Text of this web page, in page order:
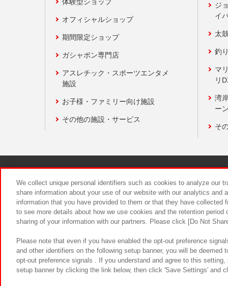
オフィシャルショップ
期間限定ショップ
ガシャポン専門店
アスレチック・スポーツエンタメ
施設
お子様・ファミリー向け施設
その他の施設・サービス
ジ
イ
太
釣
マ
リ
湾
ー
そ
食品のご
We collect unique personal identifiers such as cookies to analyze our
share information about your use of our website with our analytics and
information that you have provided to them or that they have
to see more details about how we use cookies and the retention
sharing of your information with our partners. Please click [Do Not
Please note that even if you have enabled the opt-out preference
and other identifiers on the following setup banner, you will be
opt-out preference signals . If you understand and agree to this
setup banner by clicking the link below, then click 'Save Settings' and